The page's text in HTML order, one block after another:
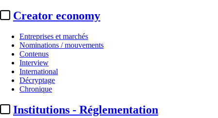
Creator economy
Entreprises et marchés
Nominations / mouvements
Contenus
Interview
International
Décryptage
Chronique
Institutions - Réglementation